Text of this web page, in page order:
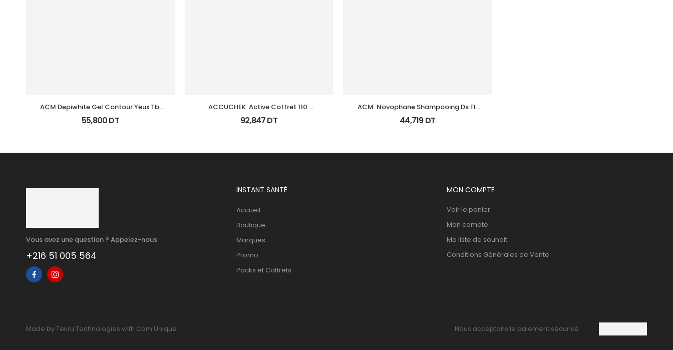
ACM Depiwhite Gel Contour Yeux Tb
15Ml
55,800DT
ACCUCHEK  Active Coffret 110
Bandlettes+Appareil
92,847DT
ACM  Novophane Shampooing Ds Fl
125Ml
44,719DT
Vous avez une question ? Appelez-nous
+216 51 005 564
INSTANT SANTÉ
Accueil
Boutique
Marques
Promo
Packs et Coffrets
MON COMPTE
Voir le panier
Mon compte
Ma liste de souhait
Conditions Générales de Vente
Made by Tekru Technologies with Com'Unique Nous acceptons le paiement sécurisé